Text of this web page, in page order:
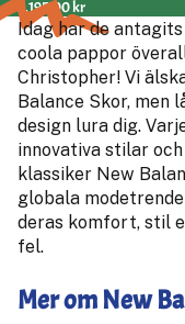
3,195.00 kr
Idag har de
coola pappor
Christopher! Vi
Balance Skor, men
design lura dig.
innovativa stilar
klassiker New
globala
deras komfort, stil
fel.
Mer om New